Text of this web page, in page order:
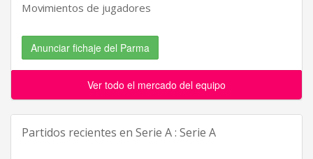
Movimientos de jugadores
Anunciar fichaje del Parma
Ver todo el mercado del equipo
Partidos recientes en Serie A : Serie A